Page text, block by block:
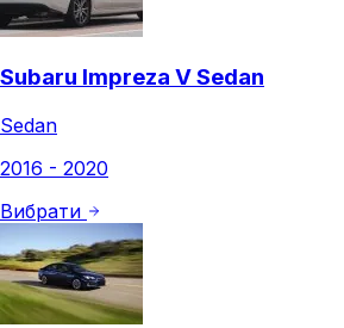
Subaru Impreza V Sedan
Sedan
2016 - 2020
Вибрати